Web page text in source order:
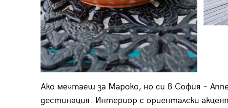
Ако мечтаеш за Мароко, но си в София –
дестинация. Интериор с ориенталски